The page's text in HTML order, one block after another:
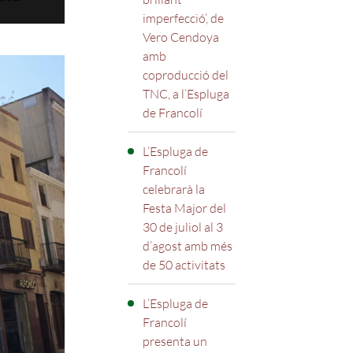
imperfecció’, de
Vero Cendoya
amb
coproducció del
TNC, a l’Espluga
de Francolí
L’Espluga de
Francolí
celebrarà la
Festa Major del
30 de juliol al 3
d’agost amb més
de 50 activitats
L’Espluga de
Francolí
presenta un